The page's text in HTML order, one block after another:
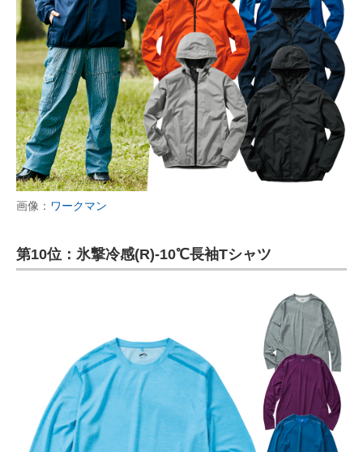
画像： ワークマン
第10位：氷撃冷感(R)-10℃長袖Tシャツ